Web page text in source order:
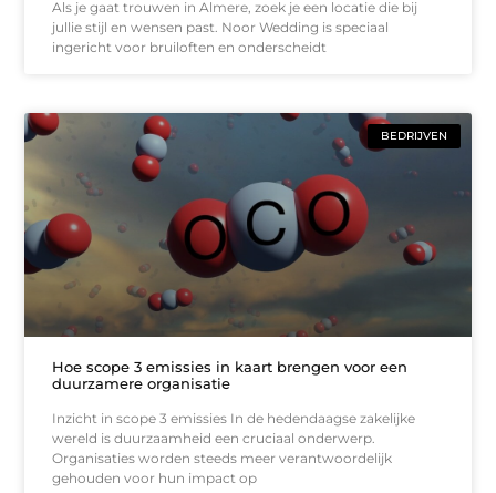
Als je gaat trouwen in Almere, zoek je een locatie die bij
jullie stijl en wensen past. Noor Wedding is speciaal
ingericht voor bruiloften en onderscheidt
BEDRIJVEN
Hoe scope 3 emissies in kaart brengen voor een
duurzamere organisatie
Inzicht in scope 3 emissies In de hedendaagse zakelijke
wereld is duurzaamheid een cruciaal onderwerp.
Organisaties worden steeds meer verantwoordelijk
gehouden voor hun impact op